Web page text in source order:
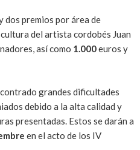
dos premios por área de
del artista cordobés Juan
así como 1.000euros y
grandes dificultades
debido a la alta calidad y
presentadas. Estos se darán a
en el acto de los IV